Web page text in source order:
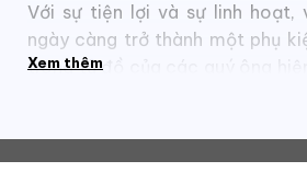
Với sự tiện lợi và sự linh hoạt,
ngày càng trở thành một phụ
trong tủ đồ của các quý ông
Xem thêm